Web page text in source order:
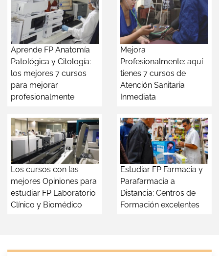
Aprende FP Anatomía
Patológica y Citología:
los mejores 7 cursos
para mejorar
profesionalmente
Mejora
Profesionalmente: aquí
tienes 7 cursos de
Atención Sanitaria
Inmediata
Los cursos con las
mejores Opiniones para
estudiar FP Laboratorio
Clínico y Biomédico
Estudiar FP Farmacia y
Parafarmacia a
Distancia: Centros de
Formación excelentes